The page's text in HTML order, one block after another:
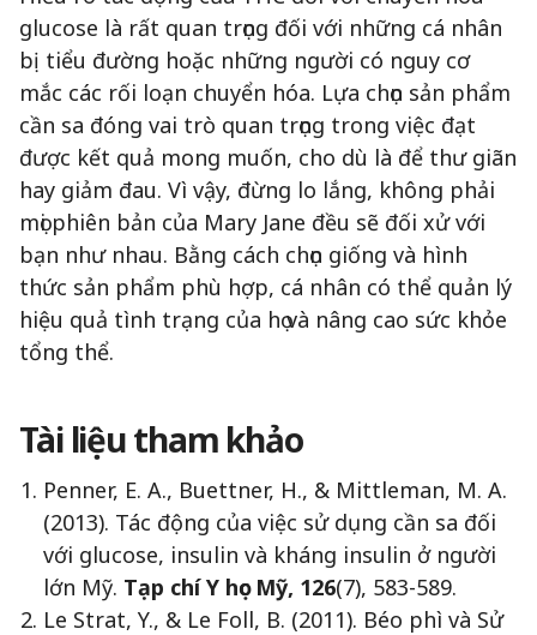
glucose là rất quan trọng đối với những cá nhân
bị tiểu đường hoặc những người có nguy cơ
mắc các rối loạn chuyển hóa. Lựa chọn sản phẩm
cần sa đóng vai trò quan trọng trong việc đạt
được kết quả mong muốn, cho dù là để thư giãn
hay giảm đau. Vì vậy, đừng lo lắng, không phải
mọi phiên bản của Mary Jane đều sẽ đối xử với
bạn như nhau. Bằng cách chọn giống và hình
thức sản phẩm phù hợp, cá nhân có thể quản lý
hiệu quả tình trạng của họ và nâng cao sức khỏe
tổng thể.
Tài liệu tham khảo
Penner, E. A., Buettner, H., & Mittleman, M. A.
(2013). Tác động của việc sử dụng cần sa đối
với glucose, insulin và kháng insulin ở người
lớn Mỹ. Tạp chí Y học Mỹ, 126(7), 583-589.
Le Strat, Y., & Le Foll, B. (2011). Béo phì và Sử